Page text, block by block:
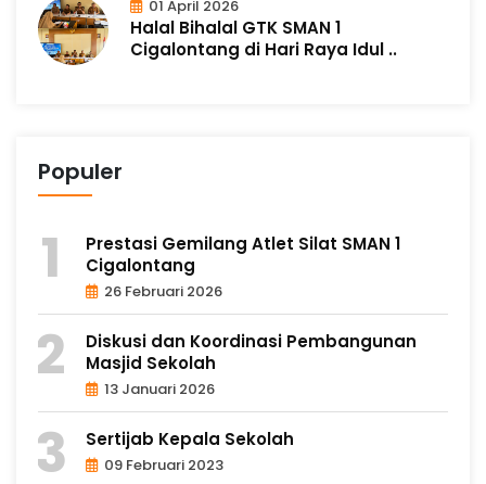
01 April 2026
Halal Bihalal GTK SMAN 1
Cigalontang di Hari Raya Idul ..
Populer
Prestasi Gemilang Atlet Silat SMAN 1
Cigalontang
26 Februari 2026
Diskusi dan Koordinasi Pembangunan
Masjid Sekolah
13 Januari 2026
Sertijab Kepala Sekolah
09 Februari 2023